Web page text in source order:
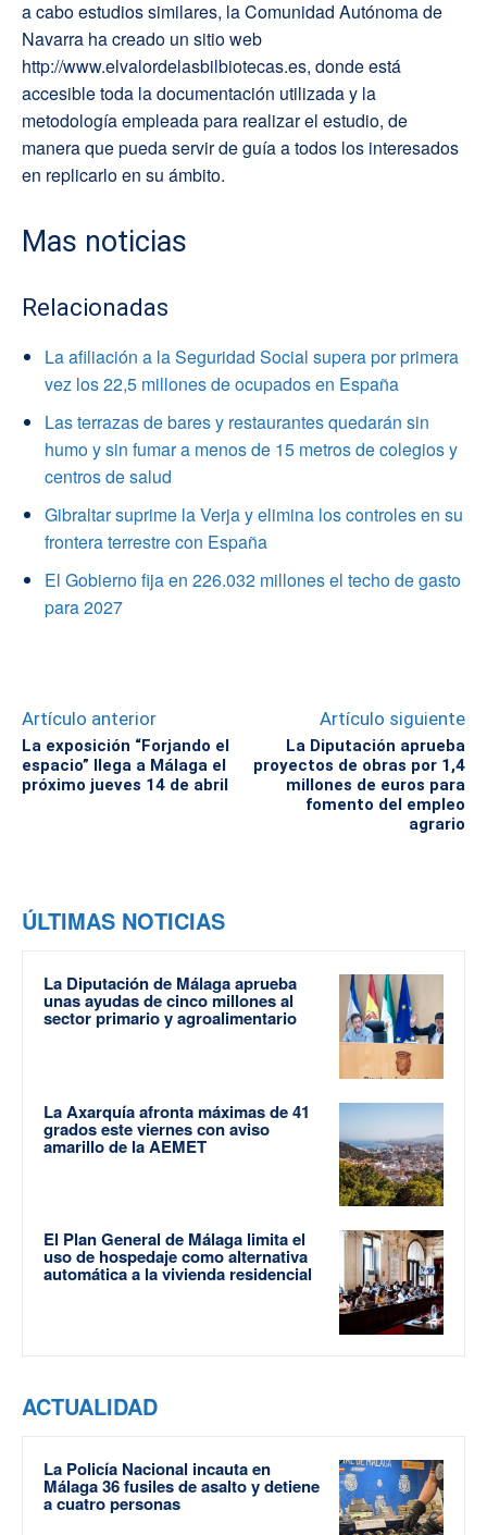
a cabo estudios similares, la Comunidad Autónoma de
Navarra ha creado un sitio web
http://www.elvalordelasbilbiotecas.es, donde está
accesible toda la documentación utilizada y la
metodología empleada para realizar el estudio, de
manera que pueda servir de guía a todos los interesados
en replicarlo en su ámbito.
Mas noticias
Relacionadas
La afiliación a la Seguridad Social supera por primera
vez los 22,5 millones de ocupados en España
Las terrazas de bares y restaurantes quedarán sin
humo y sin fumar a menos de 15 metros de colegios y
centros de salud
Gibraltar suprime la Verja y elimina los controles en su
frontera terrestre con España
El Gobierno fija en 226.032 millones el techo de gasto
para 2027
Artículo anterior
La exposición “Forjando el
espacio” llega a Málaga el
próximo jueves 14 de abril
Artículo siguiente
La Diputación aprueba
proyectos de obras por 1,4
millones de euros para
fomento del empleo
agrario
ÚLTIMAS NOTICIAS
La Diputación de Málaga aprueba
unas ayudas de cinco millones al
sector primario y agroalimentario
La Axarquía afronta máximas de 41
grados este viernes con aviso
amarillo de la AEMET
El Plan General de Málaga limita el
uso de hospedaje como alternativa
automática a la vivienda residencial
ACTUALIDAD
La Policía Nacional incauta en
Málaga 36 fusiles de asalto y detiene
a cuatro personas